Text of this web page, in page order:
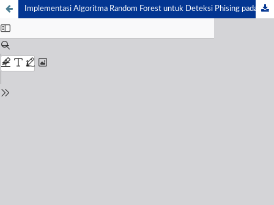
Implementasi Algoritma Random Forest untuk Deteksi Phising pada Email